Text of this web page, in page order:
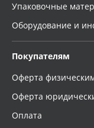
Упаковочные
Оборудование и
Покупателям
Оферта
Оферта
Оплата